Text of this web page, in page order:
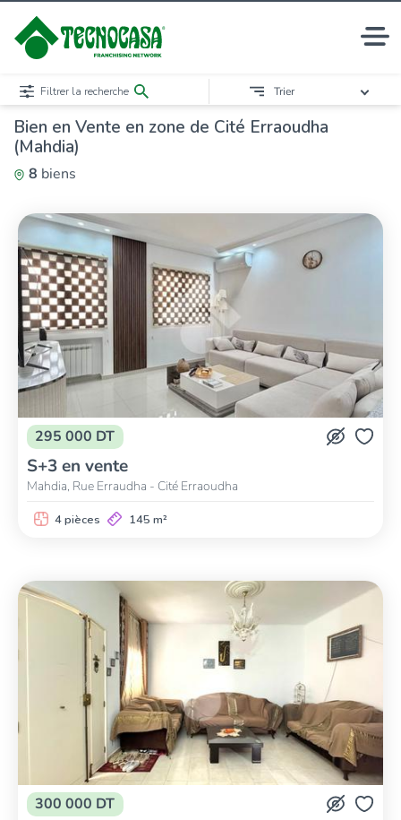
Bien en Vente en zone de Cité Erraoudha
(Mahdia)
8 biens
Filtrer la recherche Trier
295 000 DT
S+3 en vente
Mahdia, Rue Erraudha - Cité Erraoudha
4 pièces 145 m²
300 000 DT